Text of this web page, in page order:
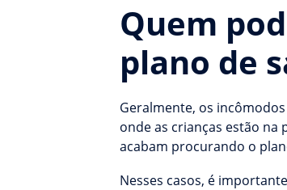
Quem
plano de
Geralmente, os
onde as crianças estão na
acabam procurando o
Nesses casos, é